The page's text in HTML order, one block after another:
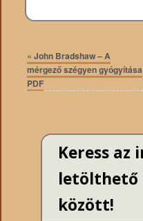
« John Bradshaw – A
mérgező szégyen gyógyítása
PDF
Keress az
letölthető
között!